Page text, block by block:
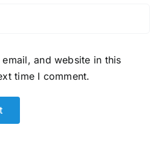
email, and website in this
time I comment.